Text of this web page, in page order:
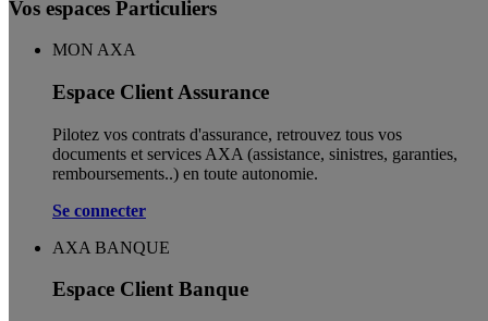
Vos espaces Particuliers
MON AXA
Espace Client Assurance
Pilotez vos contrats d'assurance, retrouvez tous vos
documents et services AXA (assistance, sinistres, garanties,
remboursements..) en toute autonomie. ​
Se connecter
AXA BANQUE
Espace Client Banque